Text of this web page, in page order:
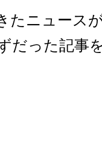
たニュース
だった記事